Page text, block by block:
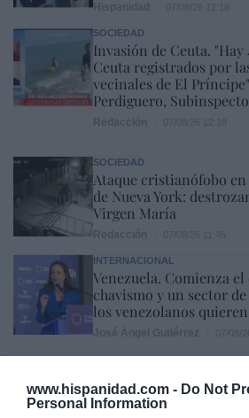
www.hispanidad.com - Do Not
Personal Information
SOCIEDAD
Invasión de Ceuta. "Hay
Ceuta registrados por
vecinales de El
Perdiguero,
SOCIEDAD
Ataque cristianófobo en
de Nueva York:
Virgen María
INTERNACIONAL
Venezuela. Comienza
chavismo y un sector
los venezolanos
Marcelo Gullo: “El trabajo